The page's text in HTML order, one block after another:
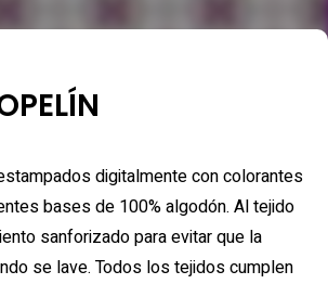
digitalmente con colorantes
bases de 100% algodón. Al tejido
sanforizado para evitar que la
se lave. Todos los tejidos cumplen